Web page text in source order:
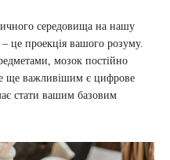
середовища на нашу
це проекція вашого розуму.
мозок постійно
ще важливішим є цифрове
стати вашим базовим